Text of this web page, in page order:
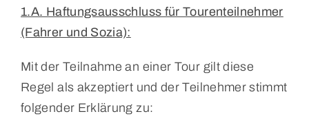
1.A. Haftungsausschluss für Tourenteilnehmer
(Fahrer und Sozia):
Mit der Teilnahme an einer Tour gilt diese
Regel als akzeptiert und der Teilnehmer stimmt
folgender Erklärung zu: